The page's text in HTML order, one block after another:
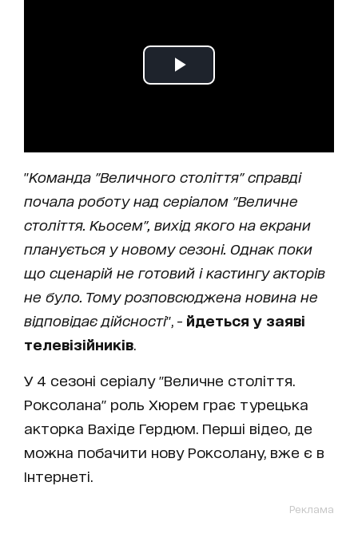
"Команда "Величного століття" справді
почала роботу над серіалом "Величне
століття. Кьосем", вихід якого на екрани
планується у новому сезоні. Однак поки
що сценарій не готовий і кастингу акторів
не було. Тому розповсюджена новина не
відповідає дійсності", - йдеться у заяві
телевізійників
У 4 сезоні серіалу "Величне століття.
Роксолана" роль Хюрем грає турецька
акторка Вахіде Гердюм. Перші відео, де
можна побачити нову Роксолану, вже є в
Інтернеті.
Реклама